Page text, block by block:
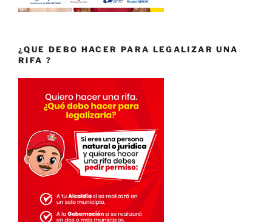
¿QUE DEBO HACER PARA LEGALIZAR UNA
RIFA ?